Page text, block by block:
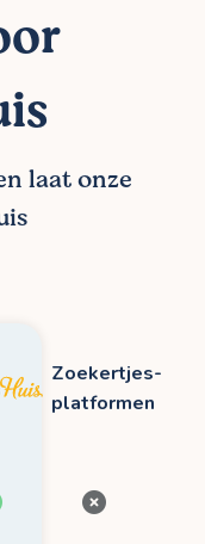
laat onze
Zoekertjes-
platformen